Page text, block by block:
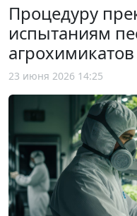
Процедуру
испытаниям
23 июня 2026 14:25